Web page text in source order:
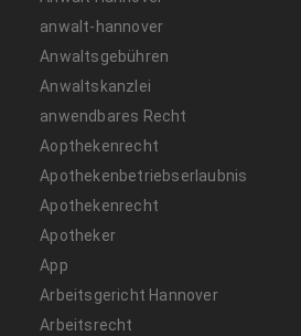
anwalt-hannover
Anwaltsgebühren
Anwaltskanzlei
anwendbares Recht
Aopthekenrecht
Apothekenbetriebserlaubnis
Apothekenrecht
Apotheker
App
Arbeitsgericht Hannover
Arbeitsrecht